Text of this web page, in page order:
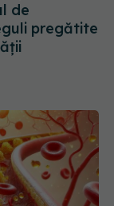
de
pregătite